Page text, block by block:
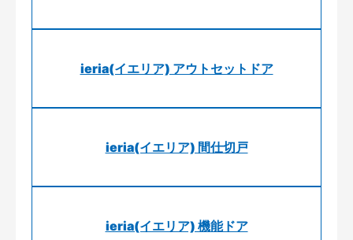
ieria(イエリア) アウトセットドア
ieria(イエリア) 間仕切戸
ieria(イエリア) 機能ドア